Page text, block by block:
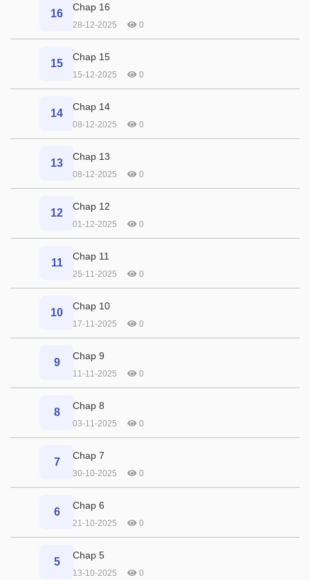
16
Chap 16
28-12-2025 0
15
Chap 15
15-12-2025 0
14
Chap 14
08-12-2025 0
13
Chap 13
08-12-2025 0
12
Chap 12
01-12-2025 0
11
Chap 11
25-11-2025 0
10
Chap 10
17-11-2025 0
9
Chap 9
11-11-2025 0
8
Chap 8
03-11-2025 0
7
Chap 7
30-10-2025 0
6
Chap 6
21-10-2025 0
5
Chap 5
13-10-2025 0